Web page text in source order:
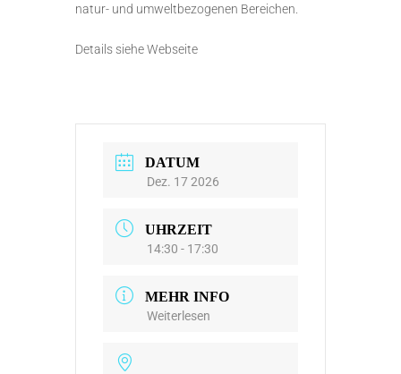
natur- und umweltbezogenen Bereichen.
Details siehe Webseite
DATUM
Dez. 17 2026
UHRZEIT
14:30 - 17:30
MEHR INFO
Weiterlesen